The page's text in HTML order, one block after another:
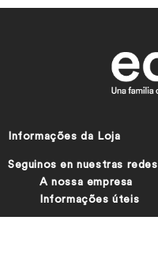
Informações da Loja
Seguinos en nuestras redes
A nossa empresa
Informações úteis